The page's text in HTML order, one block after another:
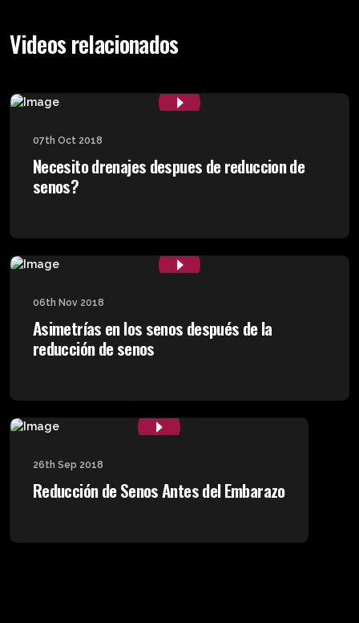
Videos relacionados
07th Oct 2018
Necesito drenajes despues de reduccion de
senos?
06th Nov 2018
Asimetrías en los senos después de la
reducción de senos
26th Sep 2018
Reducción de Senos Antes del Embarazo